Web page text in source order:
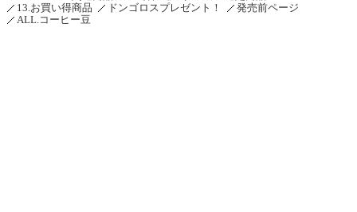
13.お買い得商品
ドンゴロスプレゼント！
発売前ページ
ALL.コーヒー豆